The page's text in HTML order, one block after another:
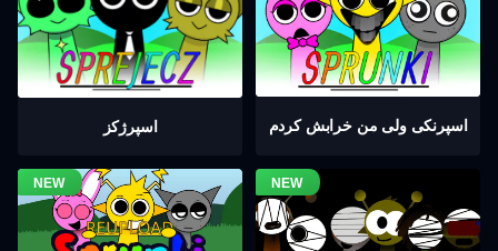
اسپرژکز اسپرنکی ولی من خرابش کردم